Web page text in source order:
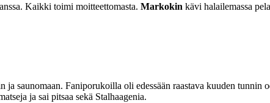
Kaikki toimi moitteettomasta. Markokin kävi halailemassa
saunomaan. Faniporukoilla oli edessään raastava kuuden tunnin
ja sai pitsaa sekä Stalhaagenia.